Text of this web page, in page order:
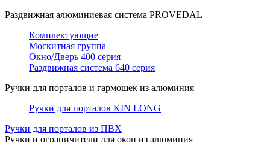
Раздвижная алюминиевая система PROVEDAL
Комплектующие
Москитная группа
Окно/Дверь 400 серия
Раздвижная система 640 серия
Ручки для порталов и гармошек из алюминия
Ручки для порталов KIN LONG
Ручки для порталов из ПВХ
Ручки и ограничители для окон из алюминия